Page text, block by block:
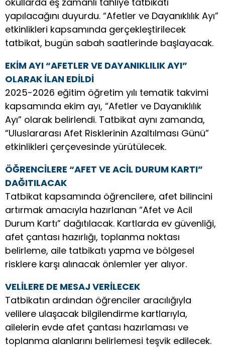
yapılacağını duyurdu. “Afetler ve Dayanıklılık Ayı”
etkinlikleri kapsamında gerçekleştirilecek
tatbikat, bugün sabah saatlerinde başlayacak.
EKİM AYI “AFETLER VE DAYANIKLILIK AYI”
OLARAK İLAN EDİLDİ
2025-2026 eğitim öğretim yılı tematik takvimi
kapsamında ekim ayı, “Afetler ve Dayanıklılık
Ayı” olarak belirlendi. Tatbikat aynı zamanda,
“Uluslararası Afet Risklerinin Azaltılması Günü”
etkinlikleri çerçevesinde yürütülecek.
ÖĞRENCİLERE “AFET VE ACİL DURUM KARTI”
DAĞITILACAK
Tatbikat kapsamında öğrencilere, afet bilincini
artırmak amacıyla hazırlanan “Afet ve Acil
Durum Kartı” dağıtılacak. Kartlarda ev güvenliği,
afet çantası hazırlığı, toplanma noktası
belirleme, aile tatbikatı yapma ve bölgesel
risklere karşı alınacak önlemler yer alıyor.
VELİLERE DE MESAJ VERİLECEK
Tatbikatın ardından öğrenciler aracılığıyla
velilere ulaşacak bilgilendirme kartlarıyla,
ailelerin evde afet çantası hazırlaması ve
toplanma alanlarını belirlemesi teşvik edilecek.